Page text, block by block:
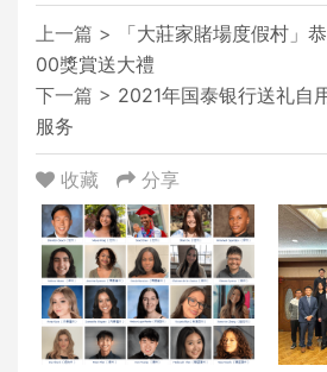
上一篇 >
「大莊家賭場度假村」
00獎賞送大禮
下一篇 > 2021年国泰银行送礼自
服务
收藏 分享